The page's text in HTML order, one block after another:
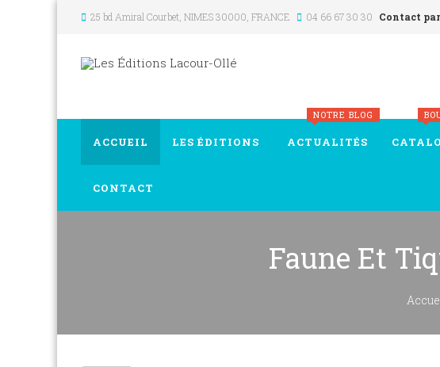
25 bd Amiral Courbet , NIMES30000 FRANCE 04 66 67 30 30 Contact
ACCUEIL LES ÉDITIONS ACTUALITÉS
NOTRE BLOG
CONTACT
Faune Et